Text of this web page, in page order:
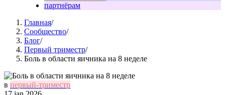
партнёрам
Главная/
Сообщество/
Блог/
Первый триместр/
Боль в области яичника на 8 неделе
в первый-триместр